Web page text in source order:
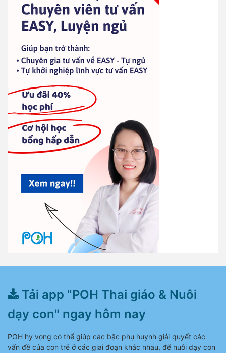
Tải app "POH Thai giáo & Nuôi
dạy con" ngay hôm nay
POH hy vọng có thể giúp các bậc phụ huynh giải quyết các
vấn đề của con trẻ ở các giai đoạn khác nhau, để nuôi dạy con